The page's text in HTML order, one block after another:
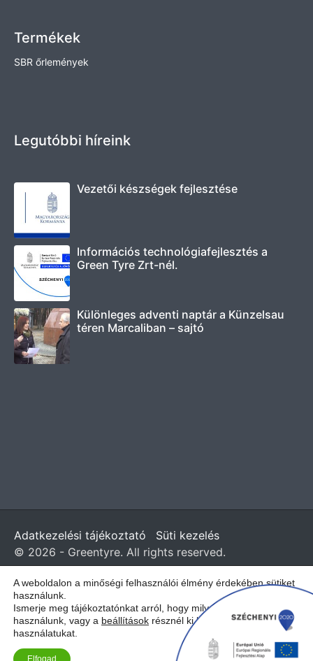
Termékek
SBR őrlemények
Legutóbbi híreink
Vezetői készségek fejlesztése
Információs technológiafejlesztés a
Green Tyre Zrt-nél.
Különleges adventi naptár a Künzelsau
téren Marcaliban – sajtó
Adatkezelési tájékoztató
Süti kezelés
© 2026 - Greentyre. All rights reserved.
A weboldalon a minőségi felhasználói élmény érdekében sütiket
használunk.
Ismerje meg tájékoztatónkat arról, hogy milyen sütiket
használunk, vagy a beállítások résznél ki lehet kapcsolni a
használatukat.
Elfogad
Magyar angol)